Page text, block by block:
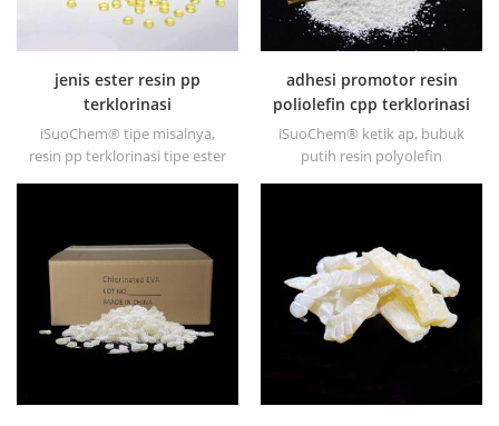
jenis ester resin pp
terklorinasi
iSuoChem® tipe misalnya,
resin pp terklorinasi tipe ester
substrat poliolefin. ia memiliki
daya rekat luar biasa ke pp,
pe, epdm & bahan tpo.
adhesi promotor resin
poliolefin cpp terklorinasi
iSuoChem® ketik ap, bubuk
putih resin polyolefin
untuk substrat poliolefin. ini
memiliki adhesi yang sangat
baik untuk pp, pe, EPDM &
bahan tpo.